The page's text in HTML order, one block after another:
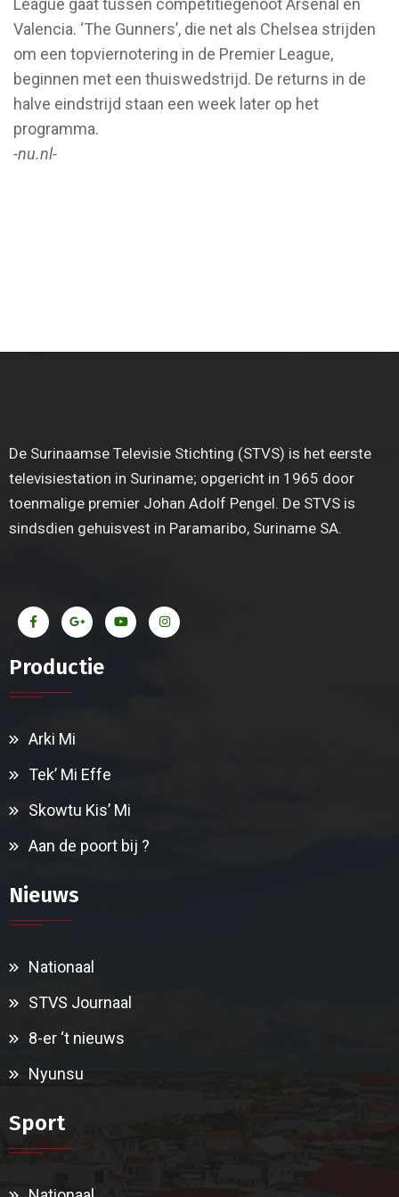
Valencia. ‘The Gunners’, die net als Chelsea strijden
om een topviernotering in de Premier League,
beginnen met een thuiswedstrijd. De returns in de
halve eindstrijd staan een week later op het
programma.
-nu.nl-
De Surinaamse Televisie Stichting (STVS) is het eerste
televisiestation in Suriname; opgericht in 1965 door
toenmalige premier Johan Adolf Pengel. De STVS is
sindsdien gehuisvest in Paramaribo, Suriname SA.
Productie
Arki Mi
Tek’ Mi Effe
Skowtu Kis’ Mi
Aan de poort bij ?
Nieuws
Nationaal
STVS Journaal
8-er ‘t nieuws
Nyunsu
Sport